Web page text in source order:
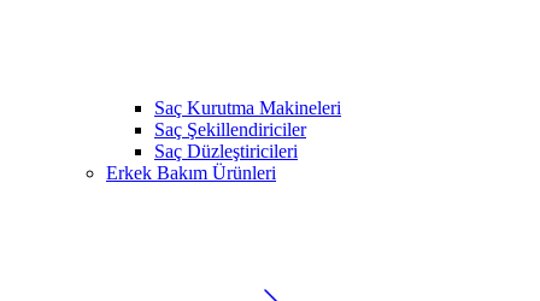
Saç Kurutma Makineleri
Saç Şekillendiriciler
Saç Düzleştiricileri
Erkek Bakım Ürünleri